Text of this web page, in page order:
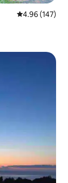
レビュー147
4.96 (147)